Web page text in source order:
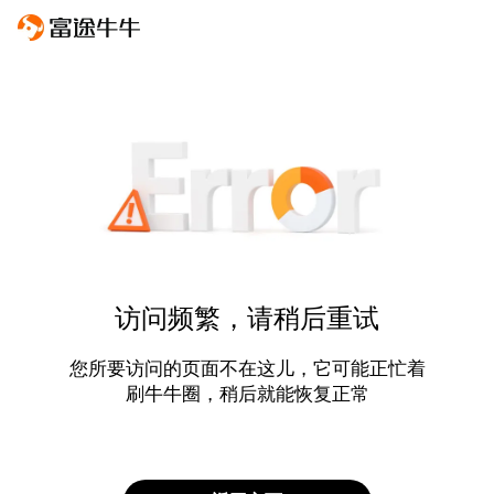
访问频繁，请稍后重试
您所要访问的页面不在这儿，它可能正忙着
刷牛牛圈，稍后就能恢复正常